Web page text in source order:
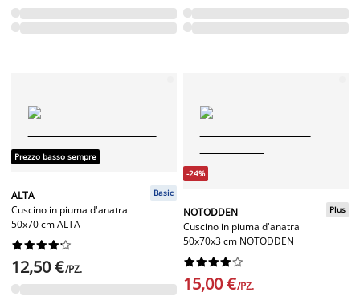
Prezzo basso sempre
ALTA
Cuscino in piuma d'anatra
50x70 cm ALTA
Basic






12,50 €/PZ.
-24%
NOTODDEN
Cuscino in piuma d'anatra
50x70x3 cm NOTODDEN
Plus






15,00 €/PZ.